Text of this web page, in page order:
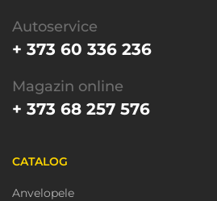
Autoservice
+ 373 60 336 236
Magazin online
+ 373 68 257 576
CATALOG
Anvelopele